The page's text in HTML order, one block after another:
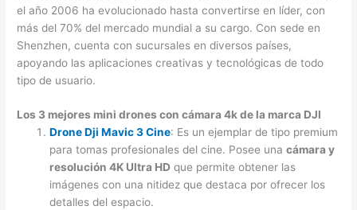
el año 2006 ha evolucionado hasta convertirse en líder, con
más del 70% del mercado mundial a su cargo. Con sede en
Shenzhen, cuenta con sucursales en diversos países,
apoyando las aplicaciones creativas y tecnológicas de todo
tipo de usuario.
Los 3 mejores mini drones con cámara 4k de la marca DJI
Drone Dji Mavic 3 Cine: Es un ejemplar de tipo premium
para tomas profesionales del cine. Posee unacámara y
resolución 4K Ultra HD que permite obtener las
imágenes con una nitidez que destaca por ofrecer los
detalles del espacio.